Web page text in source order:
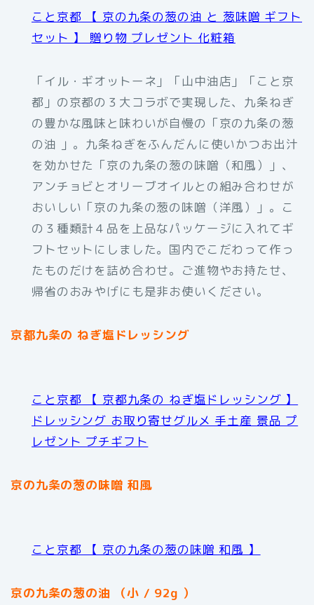
こと京都 【 京の九条の葱の油 と 葱味噌 ギフト
セット 】 贈り物 プレゼント 化粧箱
「イル・ギオットーネ」「山中油店」「こと京
都」の京都の３大コラボで実現した、九条ねぎ
の豊かな風味と味わいが自慢の「京の九条の葱
の油 」。九条ねぎをふんだんに使いかつお出汁
を効かせた「京の九条の葱の味噌（和風）」、
アンチョビとオリーブオイルとの組み合わせが
おいしい「京の九条の葱の味噌（洋風）」。こ
の３種類計４品を上品なパッケージに入れてギ
フトセットにしました。国内でこだわって作っ
たものだけを詰め合わせ。ご進物やお持たせ、
帰省のおみやげにも是非お使いください。
京都九条の ねぎ塩ドレッシング
こと京都 【 京都九条の ねぎ塩ドレッシング 】
ドレッシング お取り寄せグルメ 手土産 景品 プ
レゼント プチギフト
京の九条の葱の味噌 和風
こと京都 【 京の九条の葱の味噌 和風 】
京の九条の葱の油 （小 / 92g ）